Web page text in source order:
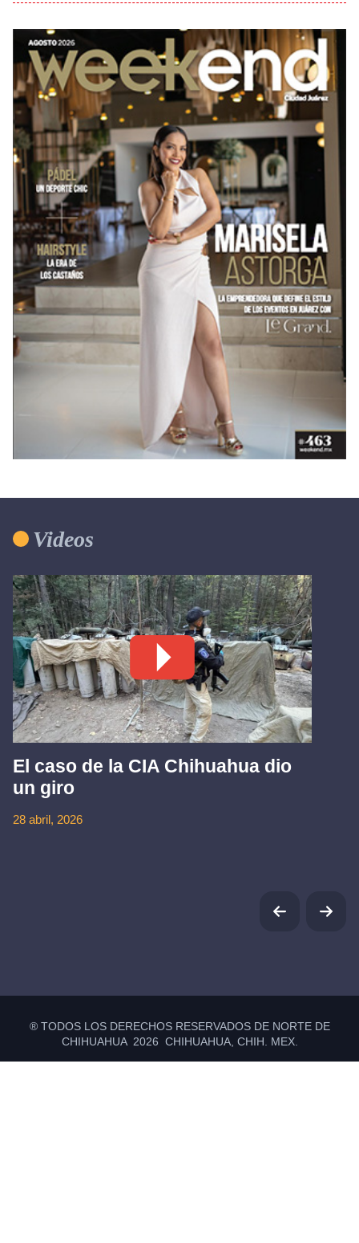
Videos
El caso de la CIA Chihuahua dio
un giro
28 abril, 2026
® TODOS LOS DERECHOS RESERVADOS DE NORTE DE
CHIHUAHUA 2026 CHIHUAHUA, CHIH. MEX.